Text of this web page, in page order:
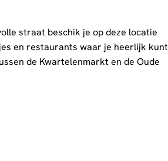
straat beschik je op deze locatie
en restaurants waar je heerlijk kunt
de Kwartelenmarkt en de Oude